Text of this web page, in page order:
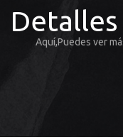
Aquí,Puedes ver